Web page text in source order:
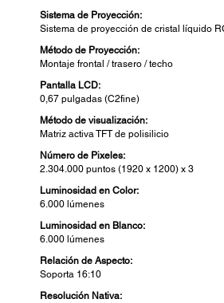
Sistema de Proyección:
Sistema de proyección de cristal líquido
Método de Proyección:
Montaje frontal / trasero / techo
Pantalla LCD:
0,67 pulgadas (C2fine)
Método de visualización:
Matriz activa TFT de polisilicio
Número de Pixeles:
2.304.000 puntos (1920 x 1200) x 3
Luminosidad en Color:
6.000 lúmenes
Luminosidad en Blanco:
6.000 lúmenes
Relación de Aspecto:
Soporta 16:10
Resolución Nativa: